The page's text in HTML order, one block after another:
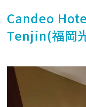
Candeo
Tenjin(福岡